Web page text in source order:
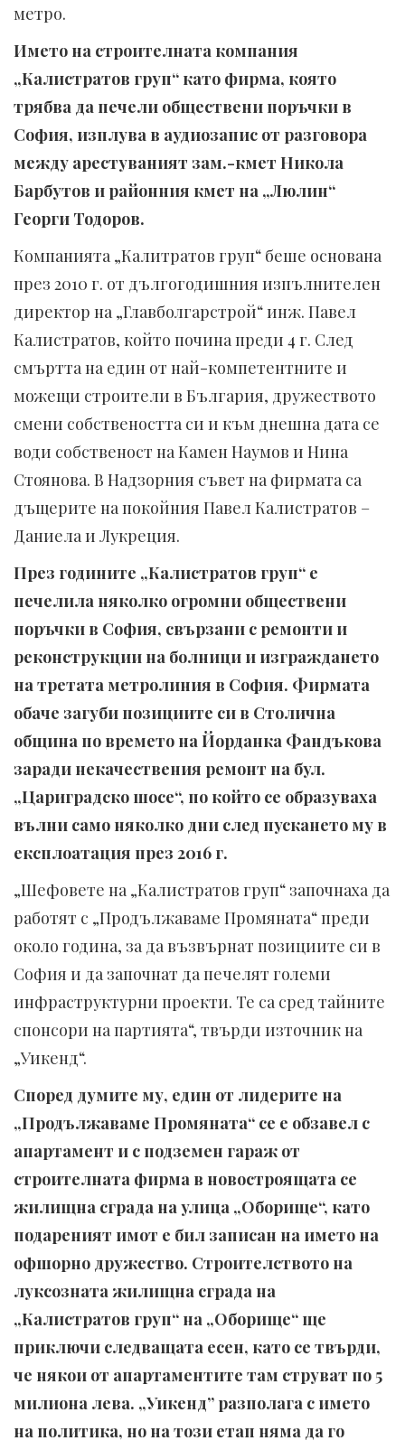
метро.
Името на строителната компания
„Калистратов груп“ като фирма, която
трябва да печели обществени поръчки в
София, изплува в аудиозапис от разговора
между арестуваният зам.-кмет Никола
Барбутов и районния кмет на „Люлин“
Георги Тодоров.
Компанията „Калитратов груп“ беше основана
през 2010 г. от дългогодишния изпълнителен
директор на „Главболгарстрой“ инж. Павел
Калистратов, който почина преди 4 г. След
смъртта на един от най-компетентните и
можещи строители в България, дружеството
смени собствеността си и към днешна дата се
води собственост на Камен Наумов и Нина
Стоянова. В Надзорния съвет на фирмата са
дъщерите на покойния Павел Калистратов –
Даниела и Лукреция.
През годините „Калистратов груп“ е
печелила няколко огромни обществени
поръчки в София, свързани с ремонти и
реконструкции на болници и изграждането
на третата метролиния в София. Фирмата
обаче загуби позициите си в Столична
община по времето на Йорданка Фандъкова
заради некачествения ремонт на бул.
„Цариградско шосе“, по който се образуваха
вълни само няколко дни след пускането му в
експлоатация през 2016 г.
„Шефовете на „Калистратов груп“ започнаха да
работят с „Продължаваме Промяната“ преди
около година, за да възвърнат позициите си в
София и да започнат да печелят големи
инфраструктурни проекти. Те са сред тайните
спонсори на партията“, твърди източник на
„Уикенд“.
Според думите му, един от лидерите на
„Продължаваме Промяната“ се е обзавел с
апартамент и с подземен гараж от
строителната фирма в новостроящата се
жилищна сграда на улица „Оборище“, като
подареният имот е бил записан на името на
офшорно дружество. Строителството на
луксозната жилищна сграда на
„Калистратов груп“ на „Оборище“ ще
приключи следващата есен, като се твърди,
че някои от апартаментите там струват по 5
милиона лева. „Уикенд” разполага с името
на политика, но на този етап няма да го